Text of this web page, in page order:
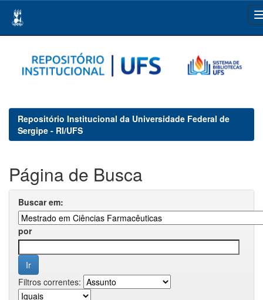
navigation
Repositório Institucional da Universidade Federal de
Sergipe - RI/UFS
Página de Busca
Buscar em:
por
Filtros correntes: